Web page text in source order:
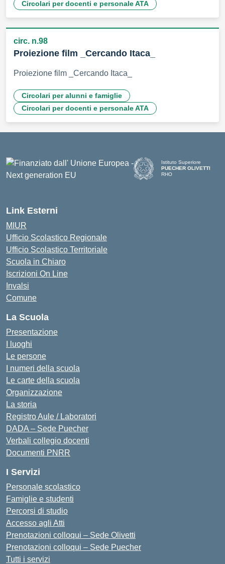
Circolari per docenti e personale ATA
circ. n.98
Proiezione film _Cercando Itaca_
Proiezione film _Cercando Itaca_
Circolari per alunni e famiglie
Circolari per docenti e personale ATA
Istituto Superiore
PUECHER OLIVETTI
RHO
Link Esterni
MIUR
Ufficio Scolastico Regionale
Ufficio Scolastico Territoriale
Scuola in Chiaro
Iscrizioni On Line
Invalsi
Comune
La Scuola
Presentazione
I luoghi
Le persone
I numeri della scuola
Le carte della scuola
Organizzazione
La storia
Registro Aule / Laboratori
DADA – Sede Puecher
Verbali collegio docenti
Documenti PNRR
I Servizi
Personale scolastico
Famiglie e studenti
Percorsi di studio
Accesso agli Atti
Prenotazioni colloqui – Sede Olivetti
Prenotazioni colloqui – Sede Puecher
Tutti i servizi